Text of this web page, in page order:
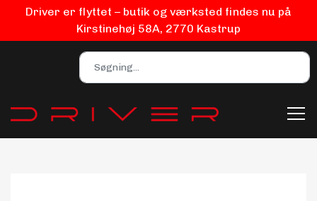
Driver er flyttet – butik og værksted findes nu på
Kirstinehøj 58A, 2770 Kastrup